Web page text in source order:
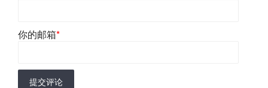
你的邮箱*
提交评论